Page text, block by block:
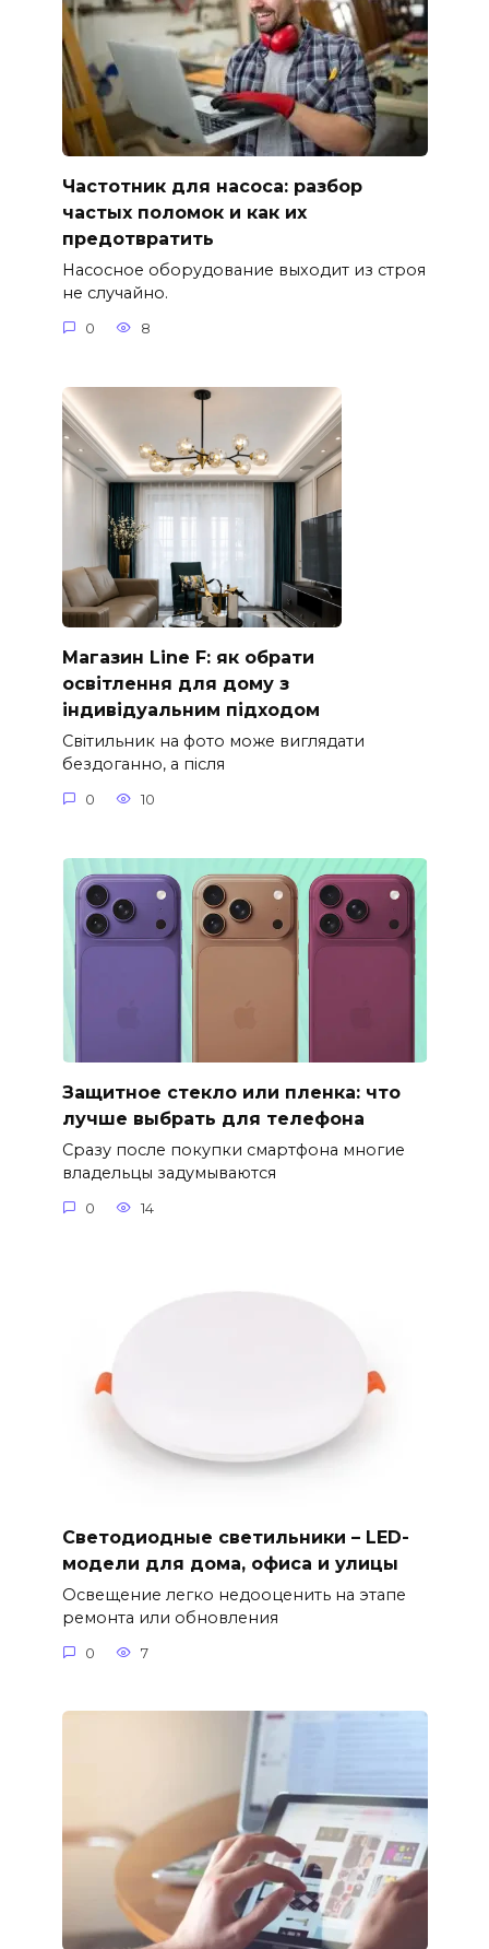
Частотник для насоса: разбор
частых поломок и как их
предотвратить
Насосное оборудование выходит из строя
не случайно.
0 8
Магазин Line F: як обрати
освітлення для дому з
індивідуальним підходом
Світильник на фото може виглядати
бездоганно, а після
0 10
Защитное стекло или пленка: что
лучше выбрать для телефона
Сразу после покупки смартфона многие
владельцы задумываются
0 14
Светодиодные светильники – LED-
модели для дома, офиса и улицы
Освещение легко недооценить на этапе
ремонта или обновления
0 7